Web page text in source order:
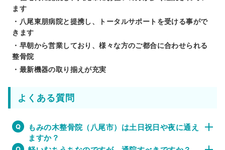
ます
・八尾東朋病院と提携し、トータルサポートを受ける事がで
きます
・早朝から営業しており、様々な方のご都合に合わせられる
整骨院
・最新機器の取り揃えが充実
よくある質問
もみの木整骨院（八尾市）は土日祝日や夜に通え
ますか？